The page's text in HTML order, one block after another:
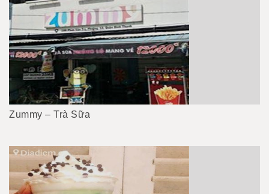
Zummy – Trà Sữa